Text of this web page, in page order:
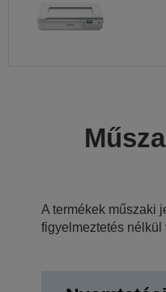
A termékek műszaki
figyelmeztetés nélkül